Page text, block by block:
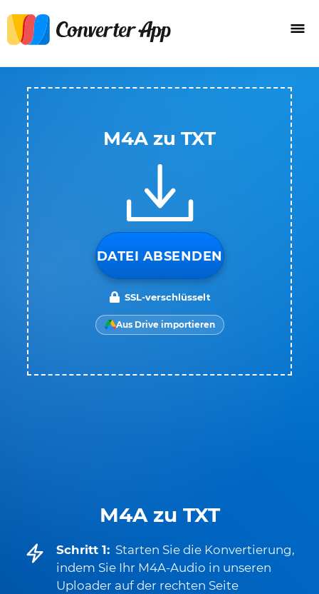
M4A zu TXT
Schritt 1: Starten Sie die Konvertierung,
indem Sie Ihr M4A-Audio in unseren
Uploader auf der rechten Seite
M4A zu TXT
DATEI ABSENDEN
SSL-verschlüsselt
Aus Drive importieren